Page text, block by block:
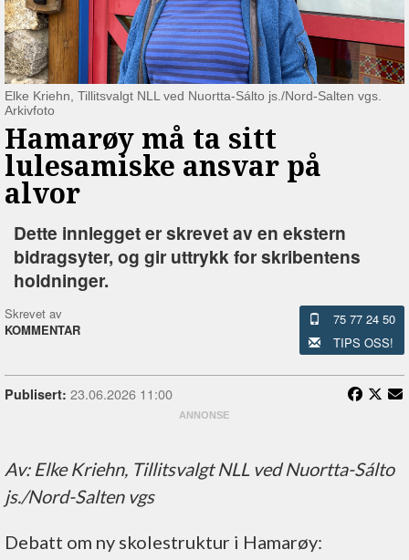
Elke Kriehn, Tillitsvalgt NLL ved Nuortta-Sálto js./Nord-Salten vgs.
Arkivfoto
Hamarøy må ta sitt
lulesamiske ansvar på
alvor
Dette innlegget er skrevet av en ekstern
bidragsyter, og gir uttrykk for skribentens
holdninger.
Skrevet av
KOMMENTAR
75 77 24 50
TIPS OSS!
Publisert: 23.06.2026 11:00
Av: Elke Kriehn, Tillitsvalgt NLL ved Nuortta-Sálto
js./Nord-Salten vgs
Debatt om ny skolestruktur i Hamarøy: